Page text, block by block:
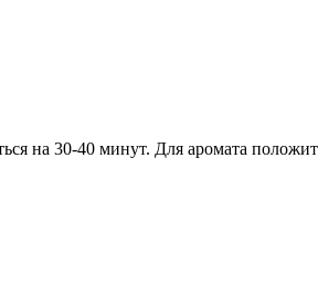
на 30-40 минут. Для аромата